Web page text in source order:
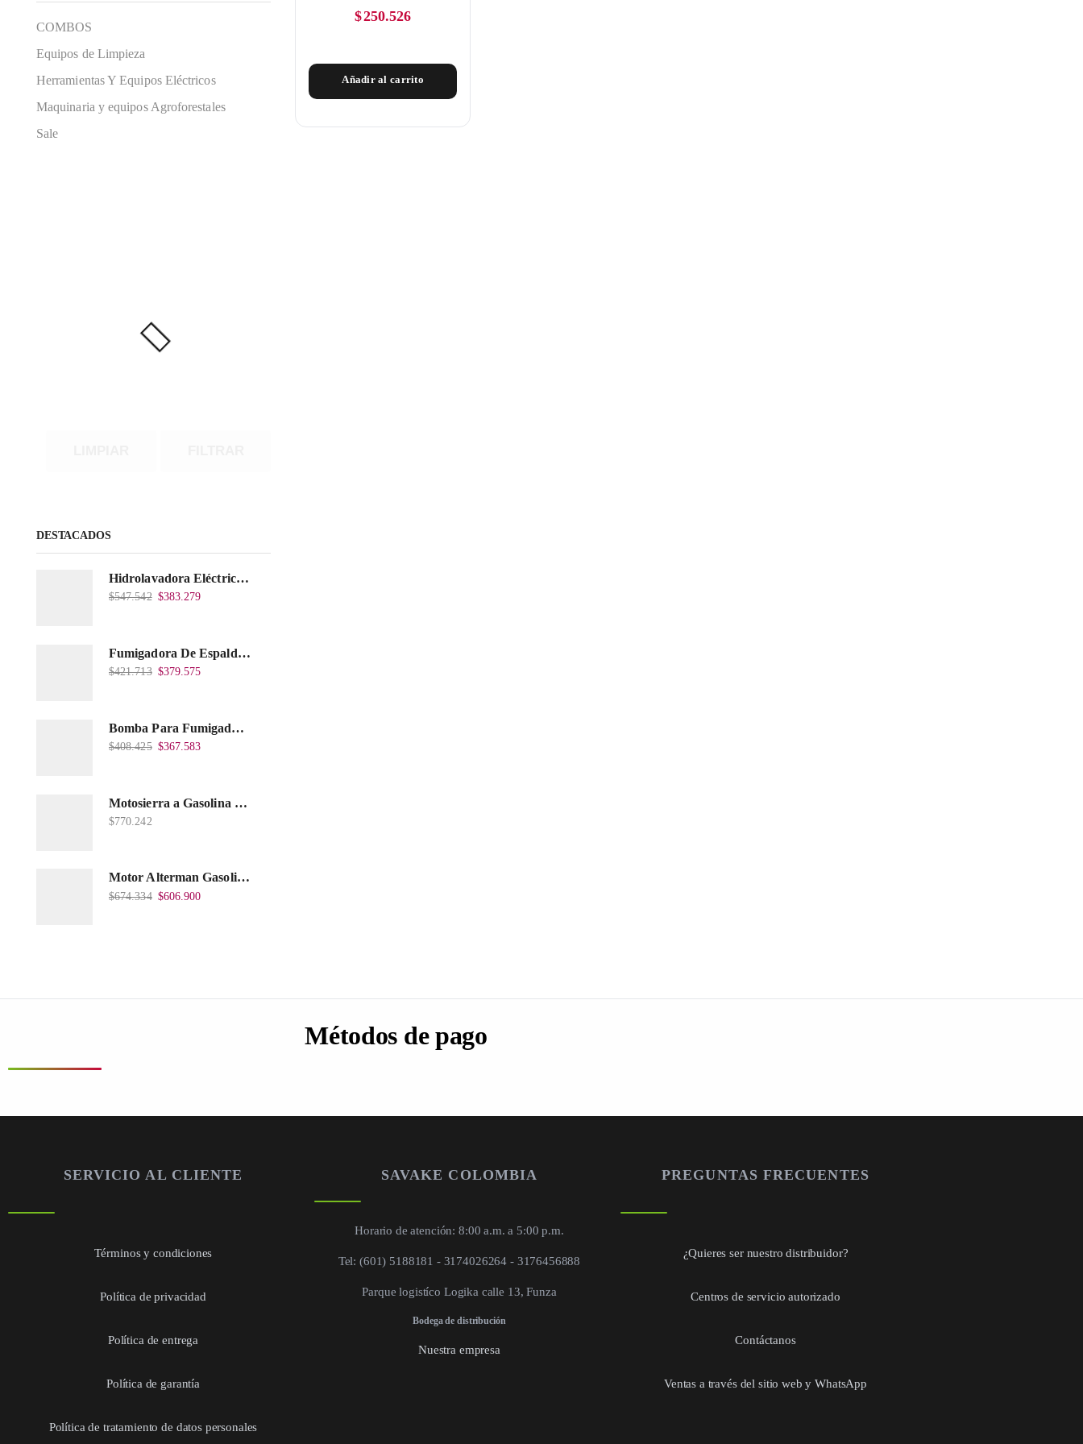
$250.526
Añadir al carrito
COMBOS
Equipos de Limpieza
Herramientas Y Equipos Eléctricos
Maquinaria y equipos Agroforestales
Sale
DESTACADOS
Hidrolavadora Eléctrica Takima 1.400W 1.600Psi, Tkepw-1600-A.
$547.542 $383.279
Fumigadora De Espalda Alterman A Baterí­a 12V/12Ah, 20Litros, Xkes20.
$421.713 $379.575
Bomba Para Fumigadora Estacionaria 22 Litros, Xp22-I.
$408.425 $367.583
Motosierra a Gasolina 52 Barra 20'' PD
$770.242
Motor Alterman Gasolina 4T, 6.5Hp Eje Cuña/Rosca 3/4", Xge65K.
$674.334 $606.900
Métodos de pago
SERVICIO AL CLIENTE
Términos y condiciones
Política de privacidad
Política de entrega
Política de garantía
Política de tratamiento de datos personales
SAVAKE COLOMBIA
Horario de atención: 8:00 a.m. a 5:00 p.m.
Tel: (601) 5188181 - 3174026264 - 3176456888
Parque logistíco Logika calle 13, Funza
Bodega de distribución
Nuestra empresa
PREGUNTAS FRECUENTES
¿Quieres ser nuestro distribuidor?
Centros de servicio autorizado
Contáctanos
Ventas a través del sitio web y WhatsApp